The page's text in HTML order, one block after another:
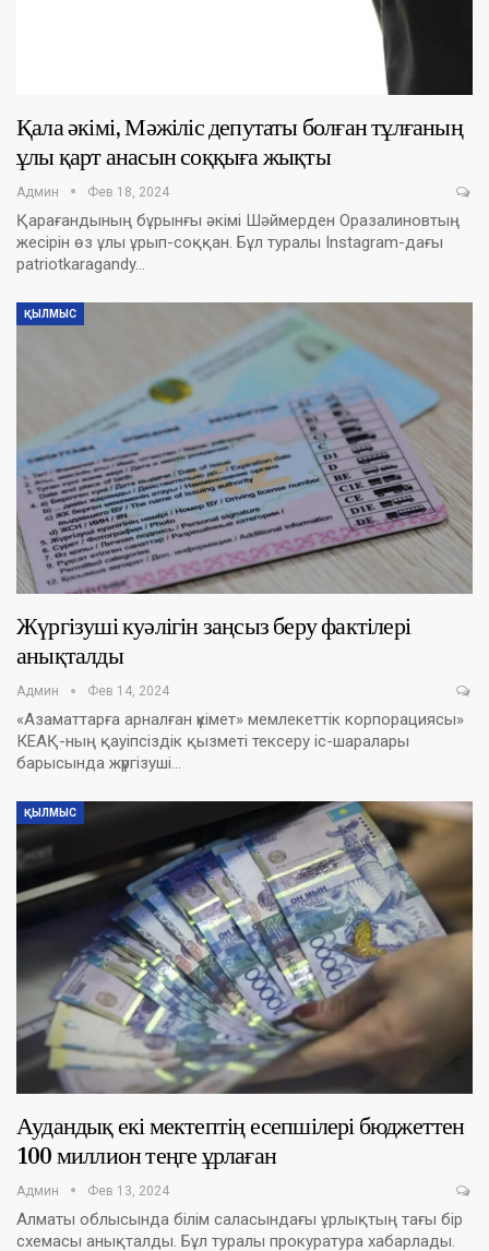
Қала әкімі, Мәжіліс депутаты болған тұлғаның
ұлы қарт анасын соққыға жықты
Админ Фев 18, 2024
Қарағандының бұрынғы әкімі Шәймерден Оразалиновтың
жесірін өз ұлы ұрып-соққан. Бұл туралы Instagram-дағы
patriotkaragandy…
ҚЫЛМЫС
Жүргізуші куәлігін заңсыз беру фактілері
анықталды
Админ Фев 14, 2024
«Азаматтарға арналған үкімет» мемлекеттік корпорациясы»
КЕАҚ-ның қауіпсіздік қызметі тексеру іс-шаралары
барысында жүргізуші…
ҚЫЛМЫС
Аудандық екі мектептің есепшілері бюджеттен
100 миллион теңге ұрлаған
Админ Фев 13, 2024
Алматы облысында білім саласындағы ұрлықтың тағы бір
схемасы анықталды. Бұл туралы прокуратура хабарлады.